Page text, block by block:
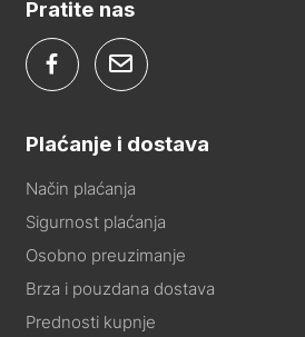
Pratite nas
Plaćanje i dostava
Način plaćanja
Sigurnost plaćanja
Osobno preuzimanje
Brza i pouzdana dostava
Prednosti kupnje